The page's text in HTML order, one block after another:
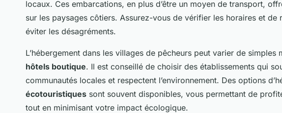
locaux. Ces embarcations, en plus d’être un moyen de transport,
sur les paysages côtiers. Assurez-vous de vérifier les horaires et de
éviter les désagréments.
L’hébergement dans les villages de pêcheurs peut varier de simples
hôtels boutique. Il est conseillé de choisir des établissements qui
communautés locales et respectent l’environnement. Des options
écotouristiques sont souvent disponibles, vous permettant de
tout en minimisant votre impact écologique.